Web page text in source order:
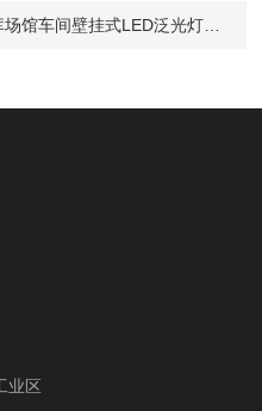
间壁挂式LED泛光灯保修三年
业区